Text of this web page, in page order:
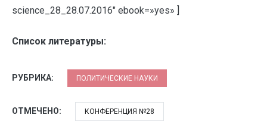
science_28_28.07.2016″ ebook=»yes» ]
Список литературы:
РУБРИКА: ПОЛИТИЧЕСКИЕ НАУКИ
ОТМЕЧЕНО: КОНФЕРЕНЦИЯ №28